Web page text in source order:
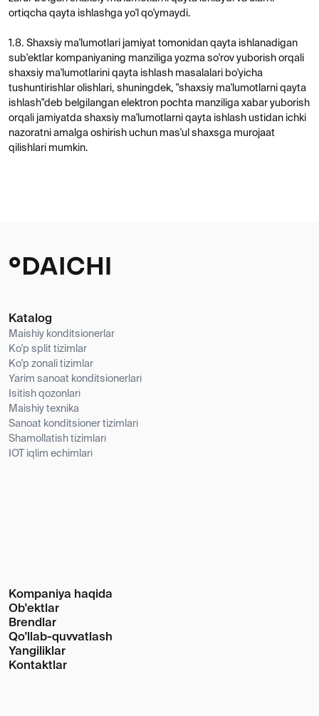
OOO Daichi u, OOO Daichi (RF) ning O'zbekiston
Respublikasidagi rasmiy distribyutori
Ob'ektlar
Brendlar
Qo'llab-quvvatlash
Yangiliklar
Kontaktlar
Katalog
Maishiy konditsionerlar
Ko'p zonali tizimlar
Yarim sanoat konditsionerlari
Isitish qozonlari
Maishiy texnika